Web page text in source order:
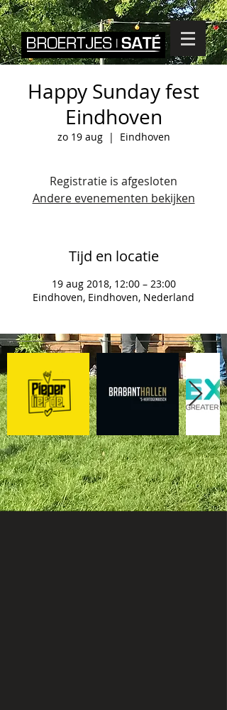
Happy Sunday fest
Eindhoven
zo 19 aug
  |
Eindhoven
Registratie is afgesloten
Andere evenementen bekijken
Tijd en locatie
19 aug 2018, 12:00 – 23:00
Eindhoven, Eindhoven, Nederland